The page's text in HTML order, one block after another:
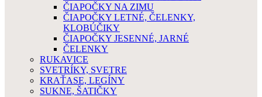
ČIAPOČKY NA ZIMU
ČIAPOČKY LETNÉ, ČELENKY,
KLOBÚČIKY
ČIAPOČKY JESENNÉ, JARNÉ
ČELENKY
RUKAVICE
SVETRÍKY, SVETRE
KRAŤASE, LEGÍNY
SUKNE, ŠATIČKY